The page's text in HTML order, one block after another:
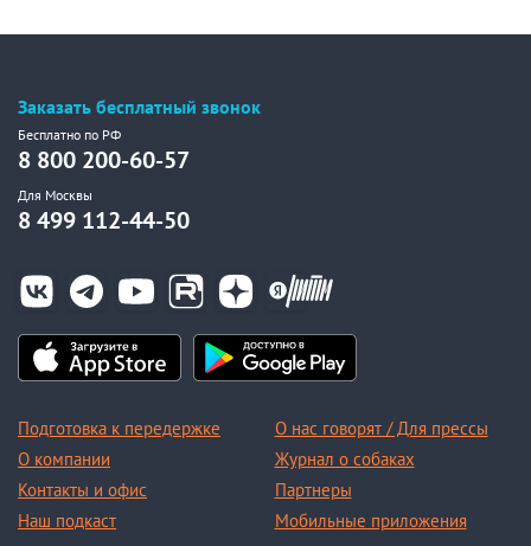
Заказать бесплатный звонок
Бесплатно по РФ
8 800 200-60-57
Для Москвы
8 499 112-44-50
Подготовка к передержке
О компании
Контакты и офис
Наш подкаст
О нас говорят / Для прессы
Журнал о собаках
Партнеры
Мобильные приложения